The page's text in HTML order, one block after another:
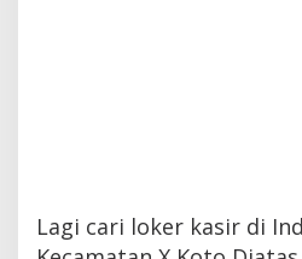
Lagi cari loker kasir di